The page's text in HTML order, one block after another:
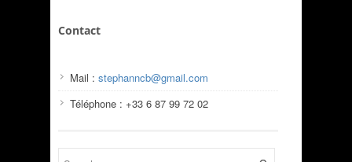
Contact
Mail : stephanncb@gmail.com
Téléphone : +33 6 87 99 72 02